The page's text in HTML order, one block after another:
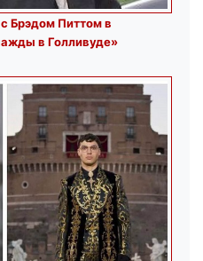
Брэдом Питтом в
в Голливуде»